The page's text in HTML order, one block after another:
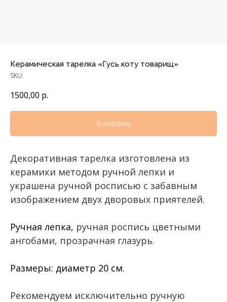
Керамическая тарелка «Гусь коту товарищ»
SKU:
1500,00 р.
В корзину
Декоративная тарелка изготовлена из
керамики методом ручной лепки и
украшена ручной росписью с забавным
изображением двух дворовых приятелей.
Ручная лепка, ручная роспись цветными
ангобами, прозрачная глазурь.
Размеры: диаметр 20 см.
Рекомендуем исключительно ручную